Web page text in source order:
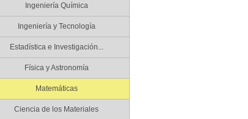
Ingeniería Química
Ingeniería y Tecnología
Estadística e Investigación...
Física y Astronomía
Matemáticas
Ciencia de los Materiales